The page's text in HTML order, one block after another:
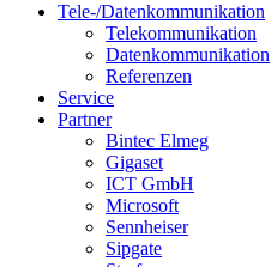
Tele-/Datenkommunikation
Telekommunikation
Datenkommunikation
Referenzen
Service
Partner
Bintec Elmeg
Gigaset
ICT GmbH
Microsoft
Sennheiser
Sipgate